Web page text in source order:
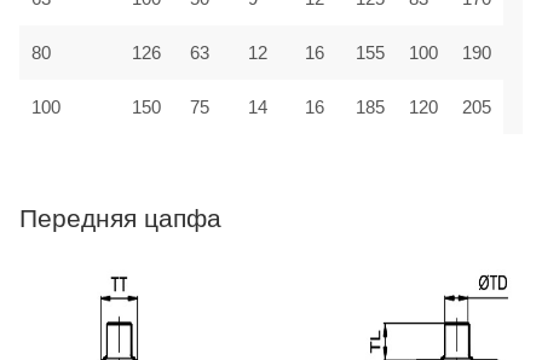
80 126 63 12 16 155 100 190
100 150 75 14 16 185 120 205
Передняя цапфа